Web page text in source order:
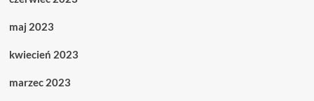
maj 2023
kwiecień 2023
marzec 2023